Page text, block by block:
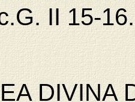
II 15-16.
DIVINA